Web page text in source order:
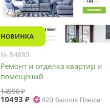
НОВИНКА
№ 84880
Ремонт и отделка квартир и
помещений
14990 ₽
10493 ₽ 420 баллов Плюса